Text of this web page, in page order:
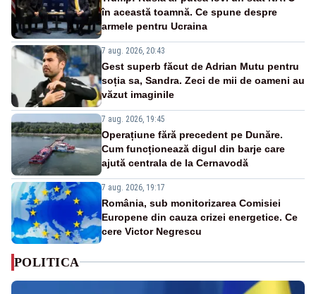
în această toamnă. Ce spune despre
armele pentru Ucraina
7 aug. 2026, 20:43
Gest superb făcut de Adrian Mutu pentru
soția sa, Sandra. Zeci de mii de oameni au
văzut imaginile
7 aug. 2026, 19:45
Operațiune fără precedent pe Dunăre.
Cum funcționează digul din barje care
ajută centrala de la Cernavodă
7 aug. 2026, 19:17
România, sub monitorizarea Comisiei
Europene din cauza crizei energetice. Ce
cere Victor Negrescu
POLITICA